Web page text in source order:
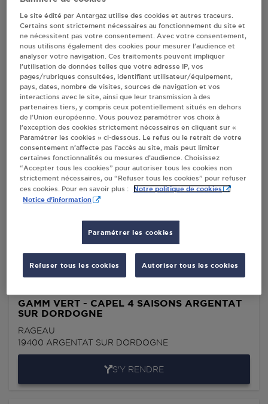
DORDOGNE
Villes
SUPER U MARCHE DE LA GARE ARGENTAT
SUR DORDOGNE
PLACE DU 14 JUILLET
19400ARGENTAT SUR DORDOGNE
S'Y RENDRE
INTERMARCHE SAS CALAO 8 ARGENTAT SUR
DORDOGNE
6 RUE DOUVISIS - LD MOULIN BAS
ARGENTAT SUR DORDOGNE
S'Y RENDRE
GAMM VERT - CAPEL 4 SAISONS ARGENTAT
SUR DORDOGNE
RAGEAU
19400 ARGENTAT SUR DORDOGNE
S'Y RENDRE
Le site édité par Antargaz utilise des cookies et autres traceurs.
Certains sont strictement nécessaires au fonctionnement du site et
ne nécessitent pas votre consentement. Avec votre consentement,
nous utilisons également des cookies pour mesurer l’audience et
analyser votre navigation. Ces traitements peuvent impliquer
l’utilisation de données telles que votre adresse IP, vos
pages/rubriques consultées, identifiant utilisateur/équipement,
pays, dates, nombre de visites, sources de navigation et vos
interactions avec le site, ainsi que leur transmission à des
partenaires tiers, y compris ceux potentiellement situés en dehors
de l’Union européenne. Vous pouvez paramétrer vos choix à
l’exception des cookies strictement nécessaires en cliquant sur «
Paramétrer les cookies » ci-dessous. Le refus ou le retrait de votre
consentement n’affecte pas l’accès au site, mais peut limiter
certaines fonctionnalités ou mesures d’audience. Choisissez
“Accepter tous les cookies” pour autoriser tous les cookies non
strictement nécessaires, ou “Refuser tous les cookies” pour refuser
ces cookies. Pour en savoir plus :
Notre politique de cookies
Notice d'information
Paramétrer les cookies
Refuser tous les cookies Autoriser tous les cookies